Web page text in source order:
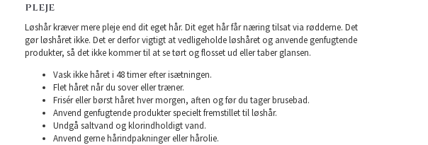
PLEJE
Løshår kræver mere pleje end dit eget hår. Dit eget hår får næring tilsat via rødderne. Det
gør løshåret ikke. Det er derfor vigtigt at vedligeholde løshåret og anvende genfugtende
produkter, så det ikke kommer til at se tørt og flosset ud eller taber glansen.
Vask ikke håret i 48 timer efter isætningen.
Flet håret når du sover eller træner.
Frisér eller børst håret hver morgen, aften og før du tager brusebad.
Anvend genfugtende produkter specielt fremstillet til løshår.
Undgå saltvand og klorindholdigt vand.
Anvend gerne hårindpakninger eller hårolie.